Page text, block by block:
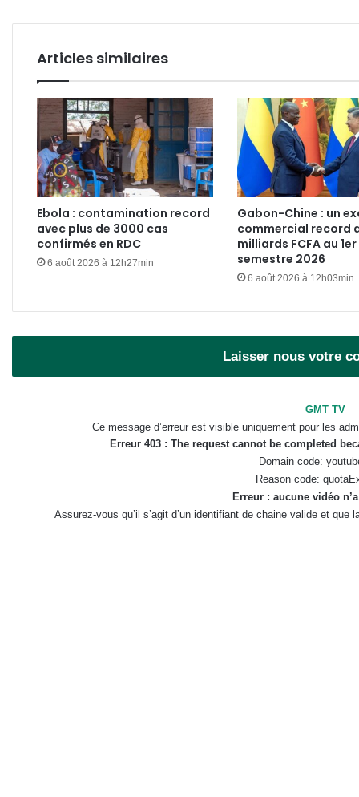
Articles similaires
Ebola : contamination record
avec plus de 3000 cas
confirmés en RDC
6 août 2026 à 12h27min
Gabon-Chine : un
commercial record
milliards FCFA au 1er
semestre 2026
6 août 2026 à 12h03min
Laisser nous votre
GMT TV
Ce message d’erreur est visible uniquement pour les
Erreur 403 : The request cannot be completed
Domain code:
Reason code:
Erreur : aucune vidéo
Assurez-vous qu’il s’agit d’un identifiant de chaine valide et